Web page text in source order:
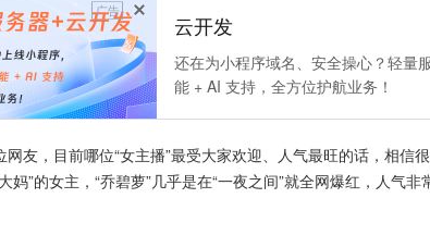
广告
云开发
还在为小程序域名、安全操心？轻量
能 + AI 支持，全方位护航业务！
网友，目前哪位“女主播”最受大家欢迎、人气最旺的话，相信
妈”的女主，“乔碧萝”几乎是在“一夜之间”就全网爆红，人气非